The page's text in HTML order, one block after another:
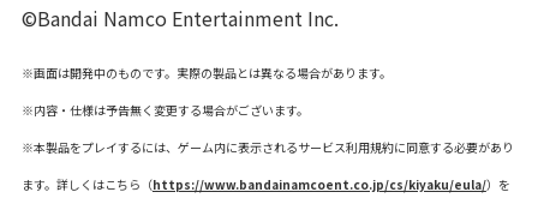
©Bandai Namco Entertainment Inc.
※画面は開発中のものです。実際の製品とは異なる場合があります。
※内容・仕様は予告無く変更する場合がございます。
※本製品をプレイするには、ゲーム内に表示されるサービス利用規約に同意する必要があり
ます。詳しくはこちら（https://www.bandainamcoent.co.jp/cs/kiyaku/eula/）を